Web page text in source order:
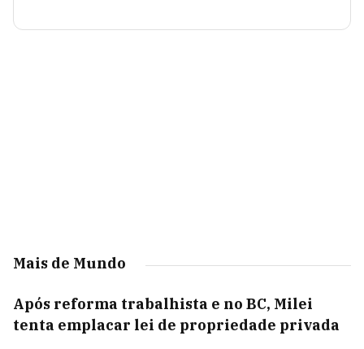
Mais de Mundo
Após reforma trabalhista e no BC, Milei
tenta emplacar lei de propriedade privada